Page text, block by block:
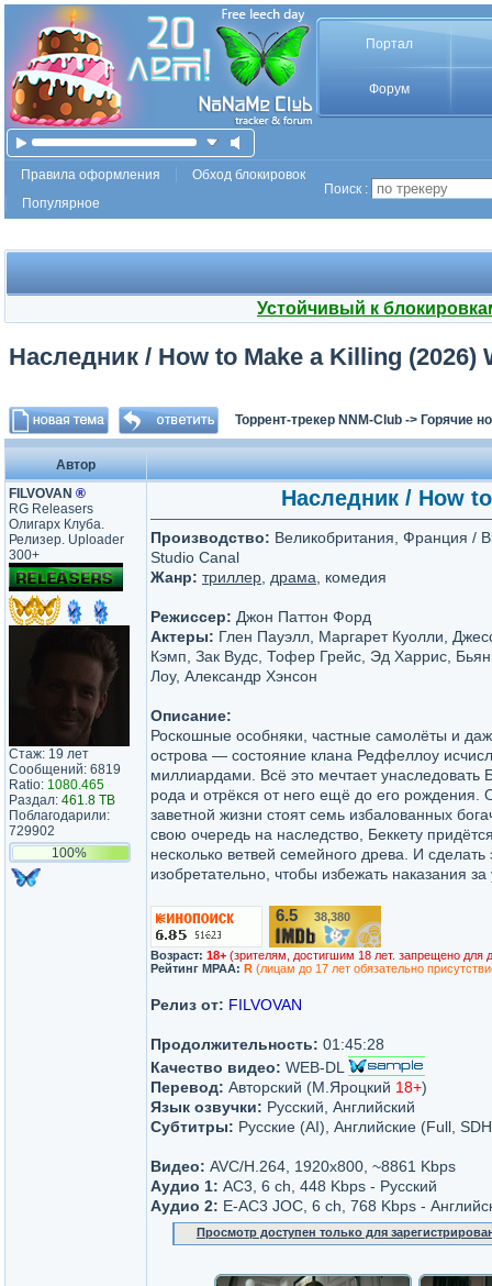
Портал
Форум
Правила оформления
Обход блокировок
Популярное
Поиск :
Устойчивый к
Наследник / How to Make a Killing (2026)
Торрент-трекер NNM-Club -> Горячие
Автор
FILVOVAN ®
RG Releasers
Олигарх Клуба.
Релизер. Uploader
300+
Стаж: 19 лет
Сообщений: 6819
Ratio: 1080.465
Раздал: 461.8 TB
Поблагодарили:
729902
100%
Наследник / How
Производство: Великобритания, Франция /
Studio Canal
Жанр: триллер драма , комедия
Режиссер: Джон Паттон Форд
Актеры: Глен Пауэлл, Маргарет Куолли,
Кэмп, Зак Вудс, Тофер Грейс, Эд Харрис,
Лоу, Александр Хэнсон
Описание:
Роскошные особняки, частные самолёты и
острова — состояние клана Редфеллоу
миллиардами. Всё это мечтает унаследовать
рода и отрёкся от него ещё до его рождения.
заветной жизни стоят семь избалованных
свою очередь на наследство, Беккету
несколько ветвей семейного древа. И сделать
изобретательно, чтобы избежать наказания за
6.5 38,380
Возраст: 18+ (зрителям, достигшим 18 лет. запрещено для
Рейтинг MPAA: R (лицам до 17 лет обязательно
Релиз от: FILVOVAN
Продолжительность: 01:45:28
Качество видео: WEB-DL
Перевод: Авторский (М.Яроцкий 18+)
Язык озвучки: Русский, Английский
Субтитры: Русские (AI), Английские (Full,
Видео: AVC/H.264, 1920x800, ~8861 Kbps
Аудио 1: AC3, 6 ch, 448 Kbps - Русский
Аудио 2: E-AC3 JOC, 6 ch, 768 Kbps -
Просмотр доступен только для